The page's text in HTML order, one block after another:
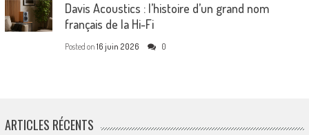
Davis Acoustics : l’histoire d’un grand nom
français de la Hi-Fi
Posted on 16 juin 2026 0
ARTICLES RÉCENTS